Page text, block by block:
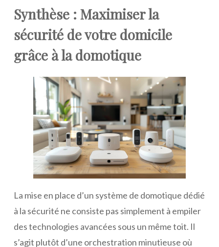
Synthèse : Maximiser la
sécurité de votre domicile
grâce à la domotique
La mise en place d’un système de domotique dédié
à la sécurité ne consiste pas simplement à empiler
des technologies avancées sous un même toit. Il
s’agit plutôt d’une orchestration minutieuse où